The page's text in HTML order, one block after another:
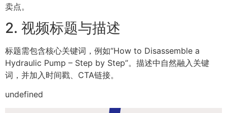
卖点。
2. 视频标题与描述
标题需包含核心关键词，例如“How to Disassemble a
Hydraulic Pump – Step by Step”。描述中自然融入关键
词，并加入时间戳、CTA链接。
undefined